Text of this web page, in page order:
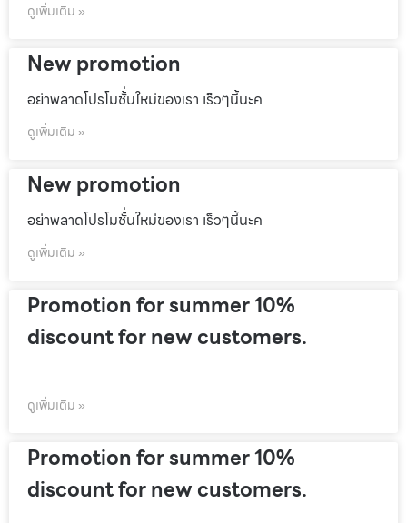
ดูเพิ่มเติม »
New promotion
อย่าพลาดโปรโมชั้่นใหม่ของเรา เร็วๆนี้นะค
ดูเพิ่มเติม »
New promotion
อย่าพลาดโปรโมชั้่นใหม่ของเรา เร็วๆนี้นะค
ดูเพิ่มเติม »
Promotion for summer 10%
discount for new customers.
ดูเพิ่มเติม »
Promotion for summer 10%
discount for new customers.